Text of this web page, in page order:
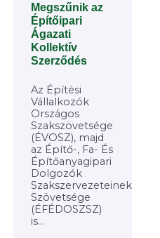
Megszűnik az
Építőipari
Ágazati
Kollektív
Szerződés
Az Építési
Vállalkozók
Országos
Szakszövetsége
(ÉVOSZ), majd
az Építő-, Fa- És
Építőanyagipari
Dolgozók
Szakszervezeteinek
Szövetsége
(ÉFÉDOSZSZ)
is...